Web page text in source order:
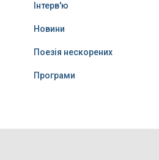
Інтерв'ю
Новини
Поезія нескорених
Програми